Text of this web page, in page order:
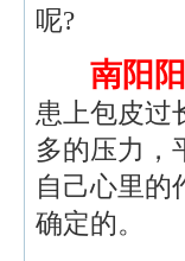
呢?
南阳
患上包皮过
多的压力，
自己心里的
确定的。